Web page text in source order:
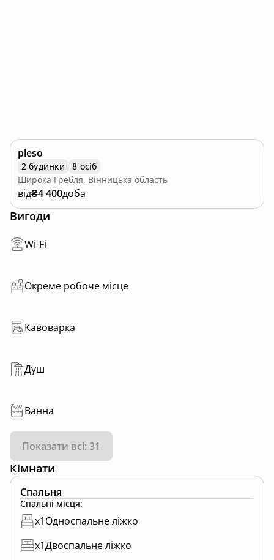
pleso
2 будинки
8 осіб
Широка Гребля, Вінницька область
від₴4 400доба
Вигоди
Wi-Fi
Окреме робоче місце
Кавоварка
Душ
Ванна
Показати всі: 31
Кімнати
Спальня
Спальні місця:
x1Односпальне ліжко
x1Двоспальне ліжко